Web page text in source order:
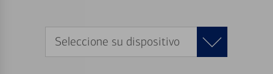
Seleccione su dispositivo